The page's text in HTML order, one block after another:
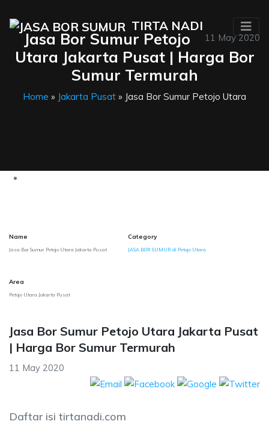
TIRTA NADI
11 May 2020
Jasa Bor Sumur Petojo
Utara Jakarta Pusat | Harga Bor
Sumur Termurah
Home » Jakarta Pusat » Jasa Bor Sumur Petojo Utara
Name
Jasa Bor Sumur Petojo Utara Jakarta Pusat
Category
JASA BOR SUMUR di Petojo Utara
Area
Petojo Utara Jakarta Pusat
Jasa Bor Sumur Petojo Utara Jakarta Pusat
| Harga Bor Sumur Termurah
11 May 2020
Daftar isi tirtanadi.com